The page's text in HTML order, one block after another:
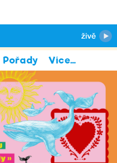
Pořady Více…